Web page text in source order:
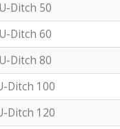
Ditch 50
Ditch 60
Ditch 80
Ditch 100
Ditch 120